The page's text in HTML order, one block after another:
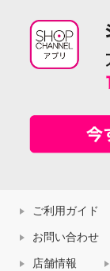
ご利用ガイド
お問い合わせ
店舗情報